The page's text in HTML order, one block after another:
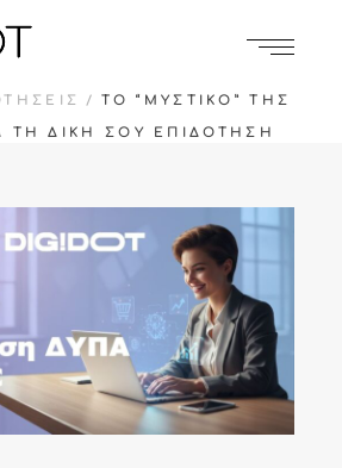
ΤΟ “ΜΥΣΤΙΚΌ” ΤΗΣ
ΤΗ ΔΙΚΉ ΣΟΥ ΕΠΙΔΌΤΗΣΗ